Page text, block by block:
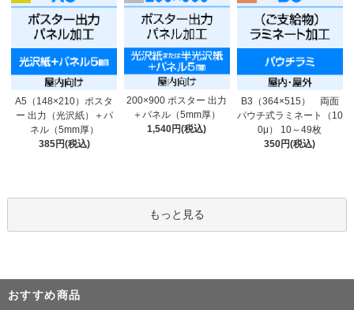
A5（148×210）ポスタ
ー 出力（光沢紙）＋パ
ネル（5mm厚）
385円(税込)
200×900 ポスター 出力
＋パネル（5mm厚）
1,540円(税込)
B3（364×515） 両面
パウチ式ラミネート（10
0μ） 10～49枚
350円(税込)
もっと見る
おすすめ商品